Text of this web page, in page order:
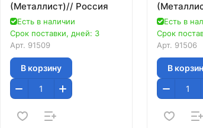
(Металлист)// Россия
Есть в наличии
Срок поставки, дней: 3
Арт. 91509
В корзину
Есть в
Срок
Арт. 91506
В